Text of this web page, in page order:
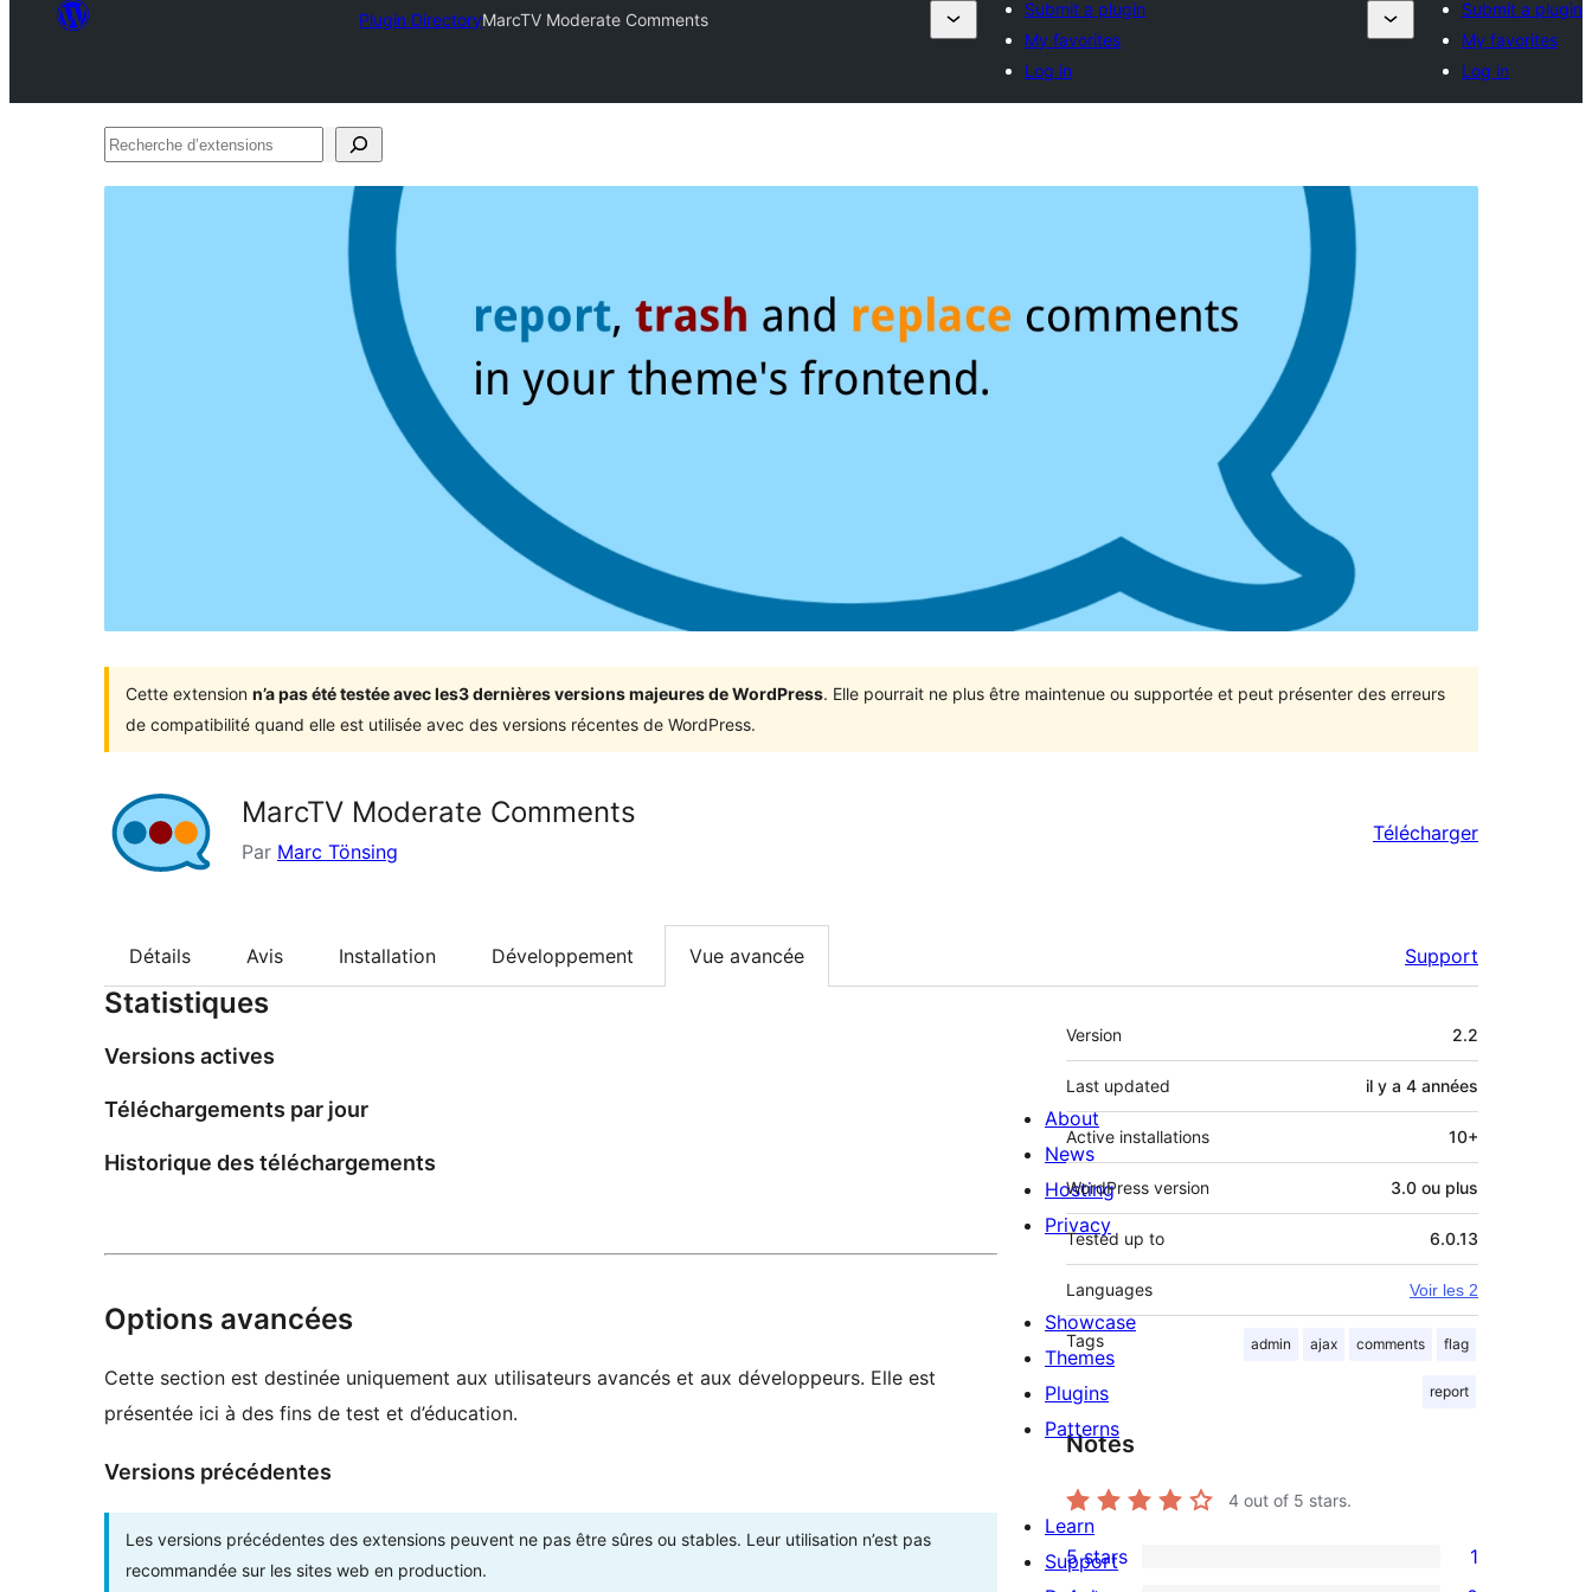
Plugin DirectoryMarcTV Moderate Comments
Submit a plugin
My favorites
Log in
Submit a plugin
My favorites
Log in
Recherche
Cette extension n’a pas été testée avec les3 dernières versions majeures de WordPress. Elle pourrait ne plus être maintenue ou supportée et peut présenter des erreurs
de compatibilité quand elle est utilisée avec des versions récentes de WordPress.
MarcTV Moderate Comments
Par Marc Tönsing
Télécharger
Détails Avis Installation Développement Vue avancée Support
Statistiques
Versions actives
Téléchargements par jour
Historique des téléchargements
Options avancées
Cette section est destinée uniquement aux utilisateurs avancés et aux développeurs. Elle est
présentée ici à des fins de test et d’éducation.
Versions précédentes
Les versions précédentes des extensions peuvent ne pas être sûres ou stables. Leur utilisation n’est pas
recommandée sur les sites web en production.
Méta
Version 2.2
Last updated il y a 4 années
Active installations 10+
WordPress version 3.0 ou plus
Tested up to 6.0.13
Languages Voir les 2
Tags admin ajax comments flag
report
Notes
4 out of 5 stars.
1
5 stars 1
About
News
Hosting
Privacy
Showcase
Themes
Plugins
Patterns
Learn
Support